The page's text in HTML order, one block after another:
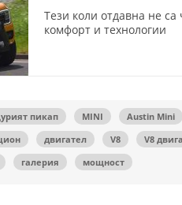
Тези коли отдавна не са
комфорт и технологии
пикап MINI Austin Mini
двигател V8
V8
галерия мощност